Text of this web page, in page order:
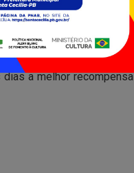
a melhor recompensa